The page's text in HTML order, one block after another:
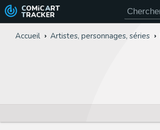
COMiC ART
TRACKER
Accueil Artistes, personnages, séries